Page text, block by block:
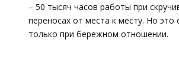
– 50 тысяч часов работы при
переносах от места к месту. Но это
только при бережном отношении.